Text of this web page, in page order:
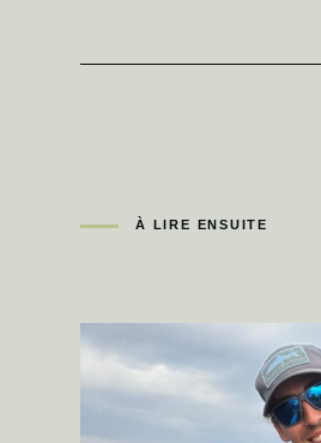
À LIRE ENSUITE